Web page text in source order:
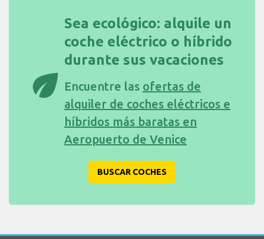
eco
Sea ecológico: alquile un
coche eléctrico o híbrido
durante sus vacaciones
Encuentre las ofertas de
alquiler de coches eléctricos e
híbridos más baratas en
Aeropuerto de Venice
BUSCAR COCHES